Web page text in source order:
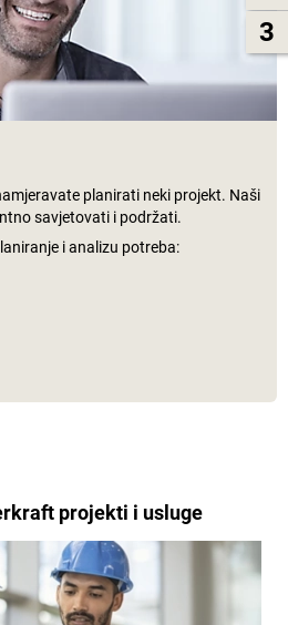
3
planirati neki projekt. Naši
savjetovati i podržati.
i analizu potreba:
projekti i usluge